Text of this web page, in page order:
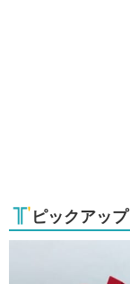
ピックアップ